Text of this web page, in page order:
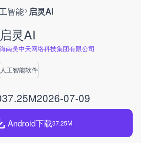
智能 启灵AI
启灵AI
海南吴中天网络科技集团有限公司
人工智能软件
37.25M2026-07-09
Android下载37.25M